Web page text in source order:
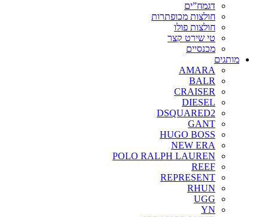
דגמח”ים
חולצות מכופתרות
חולצות פולו
טי שירט קצר
מכנסיים
מותגים
AMARA
BALR
CRAISER
DIESEL
DSQUARED2
GANT
HUGO BOSS
NEW ERA
POLO RALPH LAUREN
REEF
REPRESENT
RHUN
UGG
YN